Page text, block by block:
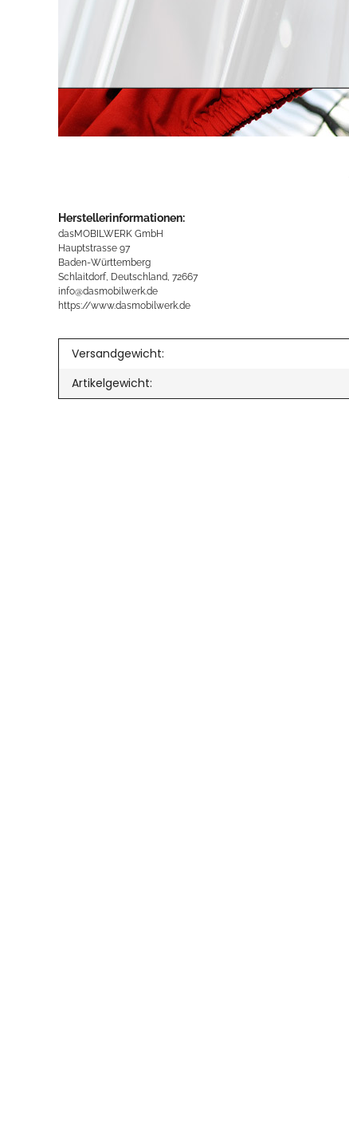
Herstellerinformationen:
dasMOBILWERK GmbH
Hauptstrasse 97
Baden-Württemberg
Schlaitdorf, Deutschland, 72667
info@dasmobilwerk.de
https://www.dasmobilwerk.de
Versandgewicht:
Artikelgewicht: